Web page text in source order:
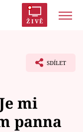
ŽIVĚ
SDÍLET
mi
panna